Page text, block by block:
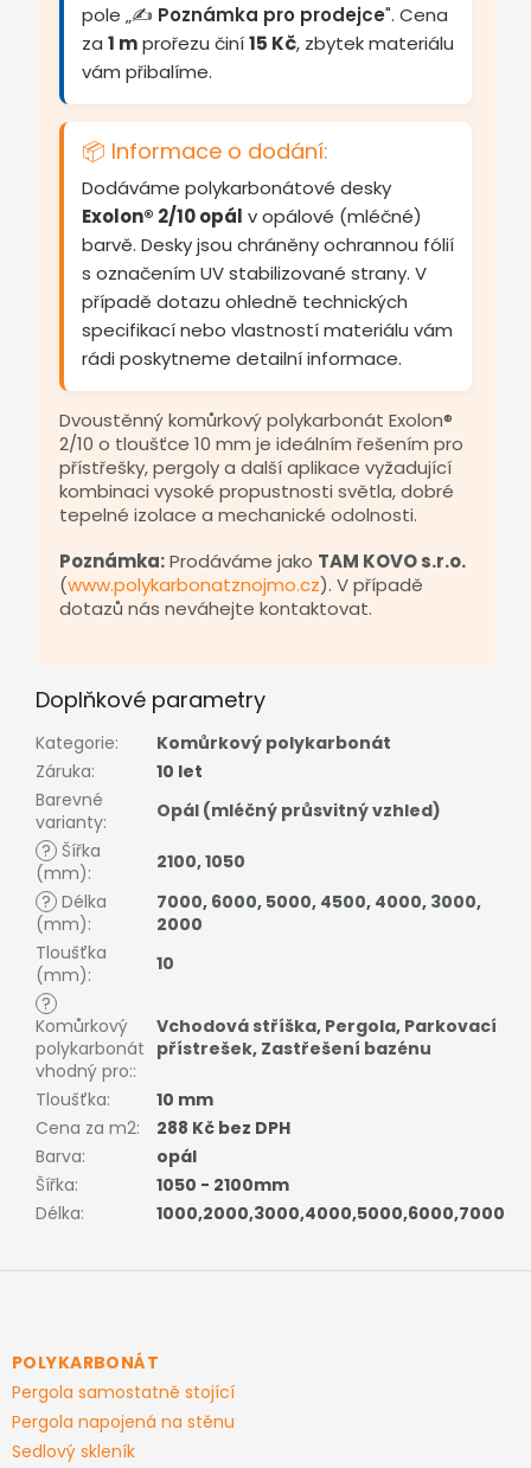
pole „✍️ Poznámka pro prodejce". Cena
za 1 mprořezu činí15 Kč, zbytek materiálu
vám přibalíme.
📦 Informace o dodání:
Dodáváme polykarbonátové desky
Exolon® 2/10 opál v opálové (mléčné)
barvě. Desky jsou chráněny ochrannou fólií
s označením UV stabilizované strany. V
případě dotazu ohledně technických
specifikací nebo vlastností materiálu vám
rádi poskytneme detailní informace.
Dvoustěnný komůrkový polykarbonát Exolon®
2/10 o tloušťce 10 mm je ideálním řešením pro
přístřešky, pergoly a další aplikace vyžadující
kombinaci vysoké propustnosti světla, dobré
tepelné izolace a mechanické odolnosti.
Poznámka:Prodáváme jako TAM KOVO s.r.o.
(www.polykarbonatznojmo.cz). V případě
dotazů nás neváhejte kontaktovat.
Doplňkové parametry
Kategorie:
Komůrkový polykarbonát
Záruka:
10 let
Barevné
varianty:
Opál (mléčný průsvitný vzhled)
? Šířka
(mm): 2100,1050
? Délka
(mm):
7000, 6000, 5000, 4500, 4000, 3000,
2000
Tloušťka
(mm):
10
?
Komůrkový
polykarbonát
vhodný pro::
Vchodová stříška, Pergola, Parkovací
přístrešek, Zastřešení bazénu
Tloušťka:
10 mm
Cena za m2:
288 Kč bez DPH
Barva:
opál
Šířka:
1050 - 2100mm
Délka: 1000,2000,3000,4000,5000,6000,7000
Z
aPOLYKARBONÁT
Pergola samostatně stojící
Pergola napojená na stěnu
Sedlový skleník